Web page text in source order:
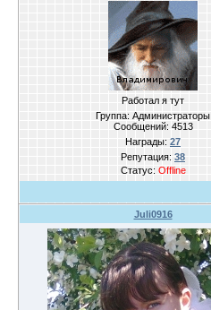
Работал я тут
Группа: Администраторы
Сообщений: 4513
Награды: 27
Репутация: 38
Статус: Offline
Juli0916